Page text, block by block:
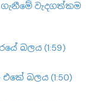
ගැනීමේ වැදගත්කම
බලය (1:59)
එකේ බලය (1:50)